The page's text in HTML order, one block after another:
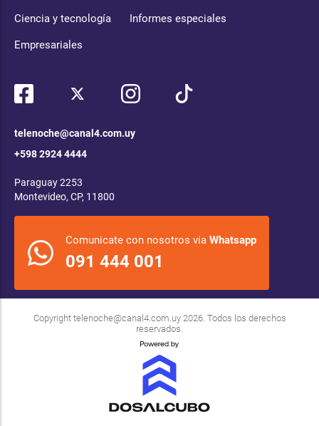
Ciencia y tecnología Informes especiales
Empresariales
telenoche@canal4.com.uy
+598 2924 4444
Paraguay 2253
Montevideo, CP, 11800
Comunicate con nosotros via Whatsapp
091 444 001
Copyright telenoche@canal4.com.uy2026. Todos los derechos
reservados.